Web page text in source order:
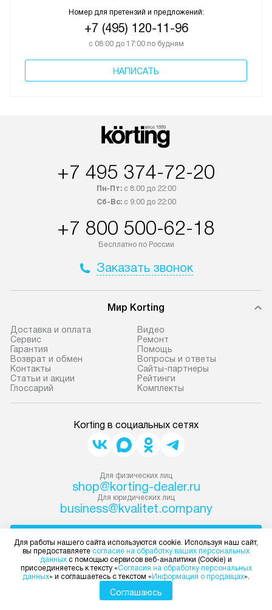
Номер для претензий и предложений:
+7 (495) 120-11-96
с 08:00 до 17:00 по будням
НАПИСАТЬ
+7 495 374-72-20
Пн-Пт:с 8:00 до 22:00
Сб-Вс:с 9:00 до 22:00
+7 800 500-62-18
Бесплатно по России
Заказать звонок
Мир Korting
Доставка и оплата
Сервис
Гарантия
Возврат и обмен
Контакты
Статьи и акции
Глоссарий
Видео
Ремонт
Помощь
Вопросы и ответы
Сайты-партнеры
Рейтинги
Комплекты
Korting в социальных сетях
Для физических лиц
shop@korting-dealer.ru
Для юридических лиц
business@kvalitet.company
Политика конфиденциальности
Условия продажи
Карта сайта
Для работы нашего сайта используются cookie. Используя наш сайт,
вы предоставляете согласие на обработку ваших персональных
данных с помощью сервисов веб-аналитики (Cookie) и
присоединяетесь к тексту «Согласия на обработку персональных
данных» и соглашаетесь с текстом « Информация о продавцах».
Соглашаюсь